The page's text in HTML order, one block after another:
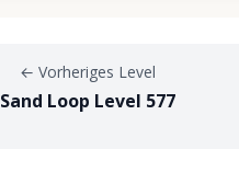
← Vorheriges Level
Sand Loop Level 577